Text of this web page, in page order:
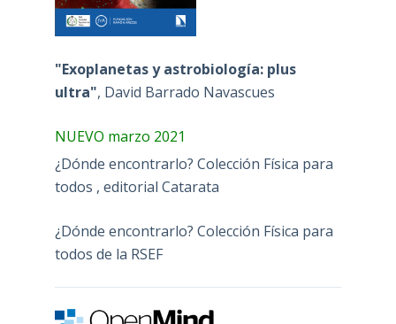
"Exoplanetas y astrobiología: plus
ultra", David Barrado Navascues
NUEVO marzo 2021
¿Dónde encontrarlo? Colección Física para
todos , editorial Catarata
¿Dónde encontrarlo? Colección Física para
todos de la RSEF